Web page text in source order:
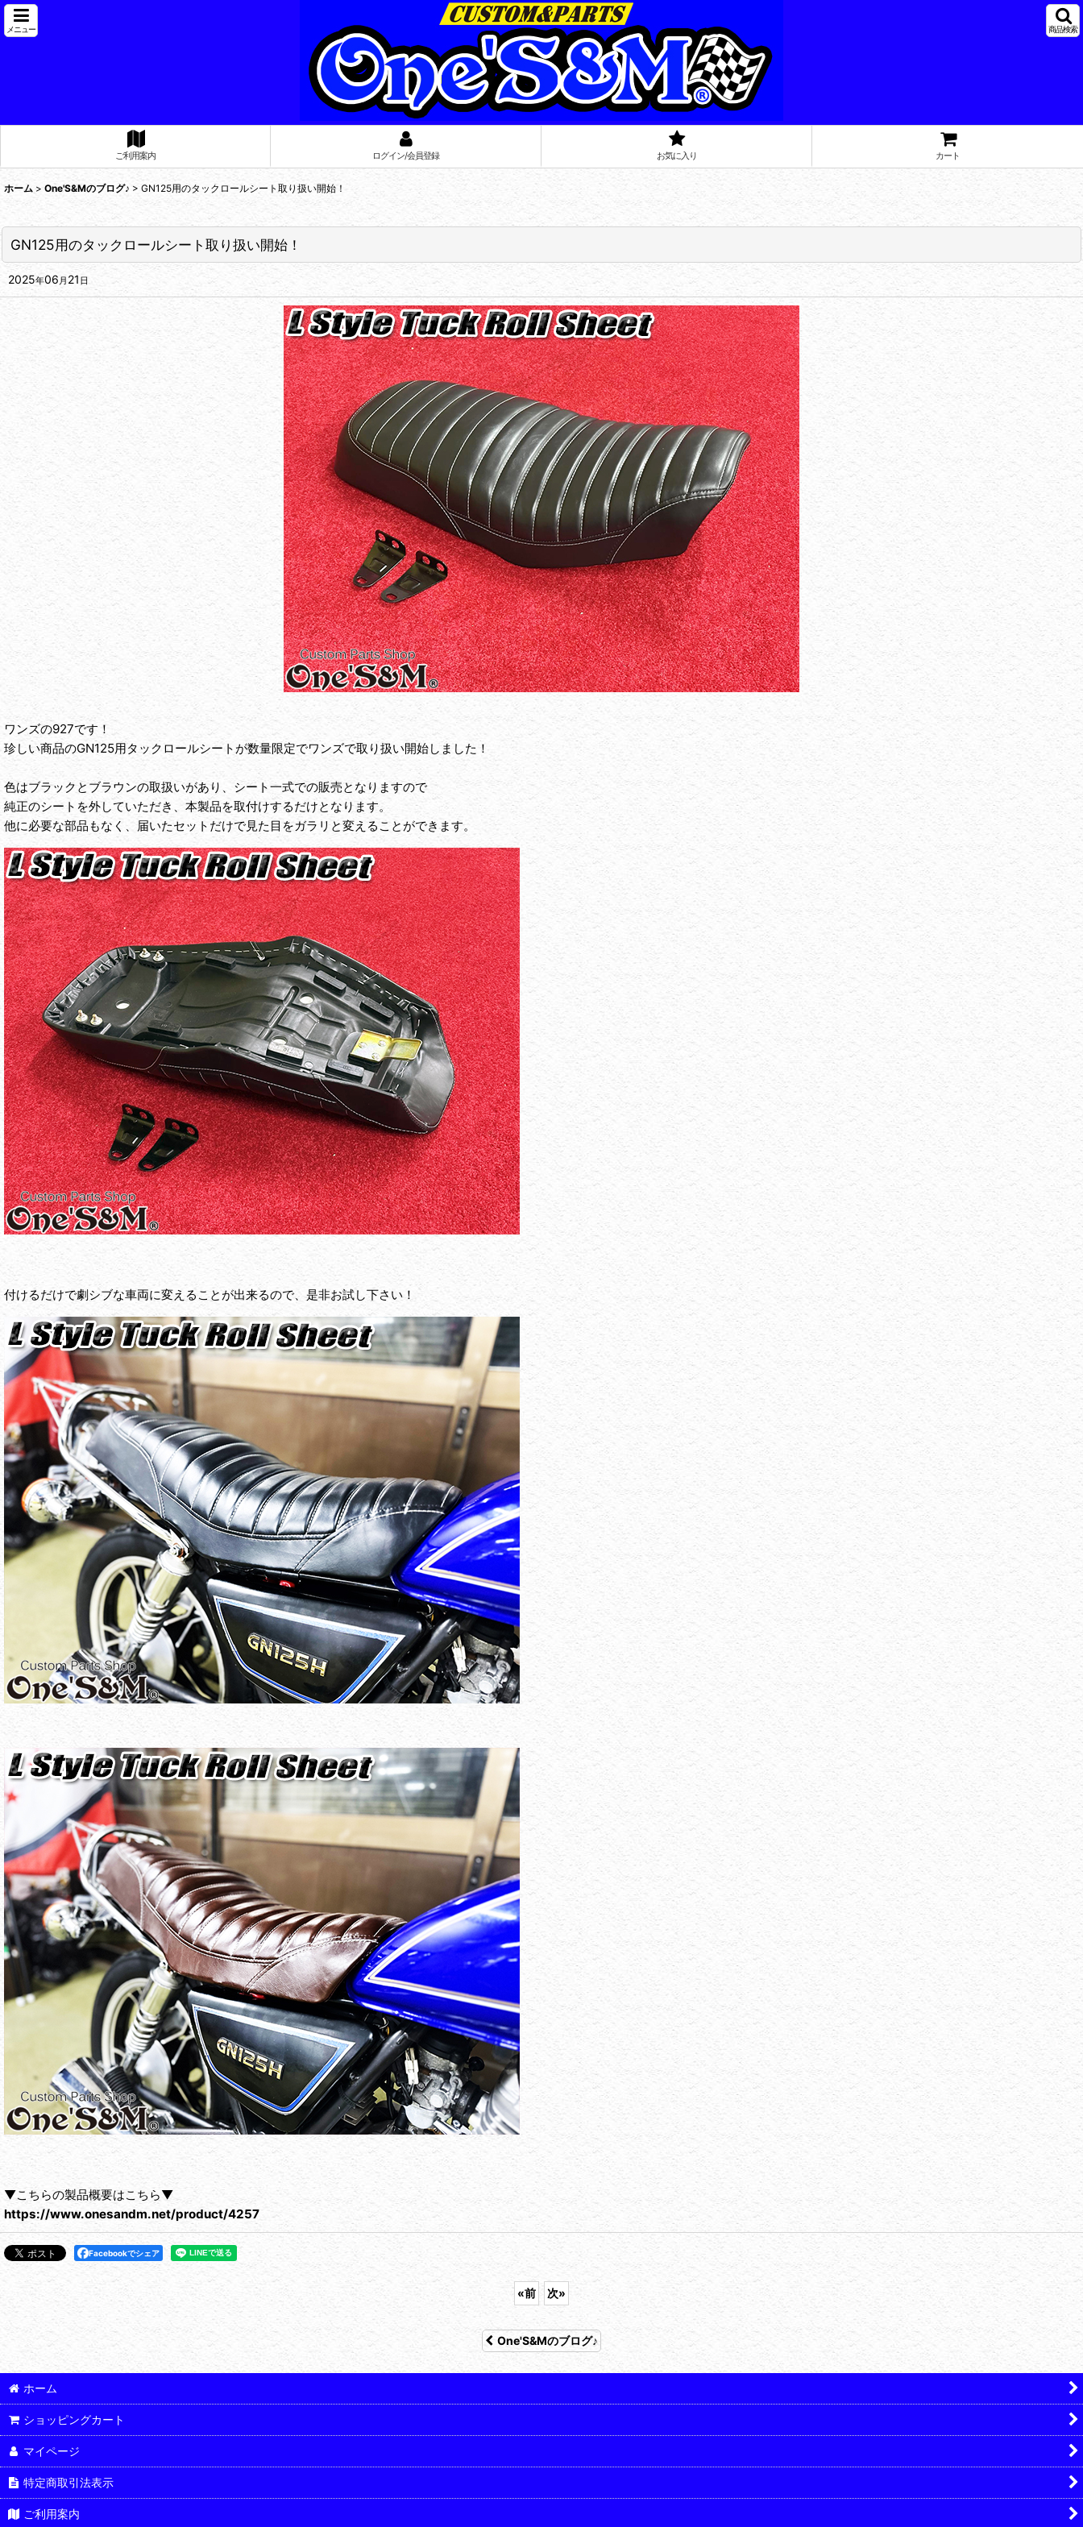
メニュー 商品検索
ご利用案内 ログイン/会員登録 お気に入り カート
ホーム > One'S&Mのブログ♪ > GN125用のタックロールシート取り扱い開始！
GN125用のタックロールシート取り扱い開始！
2025年06 月 21 日
ワンズの927です！
珍しい商品のGN125用タックロールシートが数量限定でワンズで取り扱い開始しました！
色はブラックとブラウンの取扱いがあり、シート一式での販売となりますので
純正のシートを外していただき、本製品を取付けするだけとなります。
他に必要な部品もなく、届いたセットだけで見た目をガラリと変えることができます。
付けるだけで劇シブな車両に変えることが出来るので、是非お試し下さい！
▼こちらの製品概要はこちら▼
https://www.onesandm.net/product/4257
Facebookでシェア
«前 次»
One'S&Mのブログ♪
ホーム
ショッピングカート
マイページ
特定商取引法表示
ご利用案内